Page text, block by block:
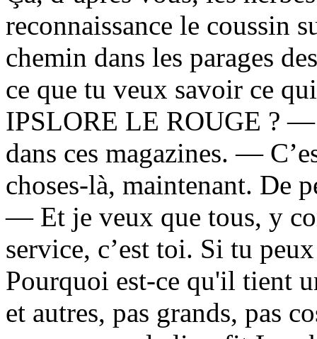
reconnaissance le coussin
chemin dans les parages
ce que tu veux savoir ce
IPSLORE LE ROUGE ? —
dans ces magazines. —
choses-là, maintenant. De
— Et je veux que tous, y
service, c’est toi. Si tu
Pourquoi est-ce qu'il tient
et autres, pas grands, pas